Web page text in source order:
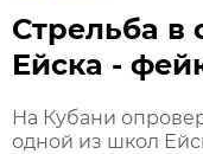
Стрельба в
Ейска -
На Кубани
одной из школ